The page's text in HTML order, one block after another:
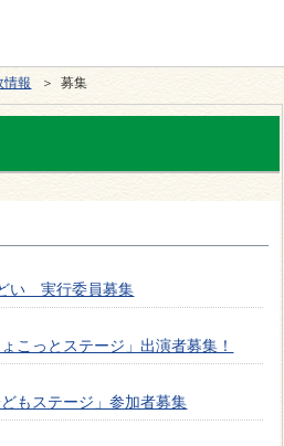
情報 ＞ 募集
い 実行委員募集
こっとステージ」出演者募集！
もステージ」参加者募集